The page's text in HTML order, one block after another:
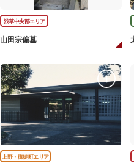
浅草中央部エリア
山田宗偏墓
上野・御徒町エリア